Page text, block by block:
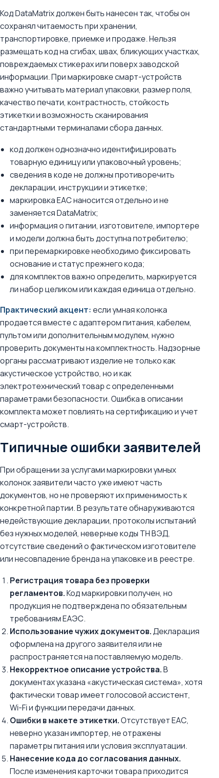
Код DataMatrix должен быть нанесен так, чтобы он
сохранял читаемость при хранении,
транспортировке, приемке и продаже. Нельзя
размещать код на сгибах, швах, бликующих участках,
повреждаемых стикерах или поверх заводской
информации. При маркировке смарт-устройств
важно учитывать материал упаковки, размер поля,
качество печати, контрастность, стойкость
этикетки и возможность сканирования
стандартными терминалами сбора данных.
код должен однозначно идентифицировать
товарную единицу или упаковочный уровень;
сведения в коде не должны противоречить
декларации, инструкции и этикетке;
маркировка ЕАС наносится отдельно и не
заменяется DataMatrix;
информация о питании, изготовителе, импортере
и модели должна быть доступна потребителю;
при перемаркировке необходимо фиксировать
основание и статус прежнего кода;
для комплектов важно определить, маркируется
ли набор целиком или каждая единица отдельно.
Практический акцент: если умная колонка
продается вместе с адаптером питания, кабелем,
пультом или дополнительным модулем, нужно
проверить документы на комплектность. Надзорные
органы рассматривают изделие не только как
акустическое устройство, но и как
электротехнический товар с определенными
параметрами безопасности. Ошибка в описании
комплекта может повлиять на сертификацию и учет
смарт-устройств.
Типичные ошибки заявителей
При обращении за услугами маркировки умных
колонок заявители часто уже имеют часть
документов, но не проверяют их применимость к
конкретной партии. В результате обнаруживаются
недействующие декларации, протоколы испытаний
без нужных моделей, неверные коды ТН ВЭД,
отсутствие сведений о фактическом изготовителе
или несовпадение бренда на упаковке и в реестре.
Регистрация товара без проверки
регламентов.Код маркировки получен, но
продукция не подтверждена по обязательным
требованиям ЕАЭС.
Использование чужих документов.Декларация
оформлена на другого заявителя или не
распространяется на поставляемую модель.
Некорректное описание устройства.В
документах указана «акустическая система», хотя
фактически товар имеет голосовой ассистент,
Wi-Fi и функции передачи данных.
Ошибки в макете этикетки.Отсутствует ЕАС,
неверно указан импортер, не отражены
параметры питания или условия эксплуатации.
Нанесение кода до согласования данных.
После изменения карточки товара приходится